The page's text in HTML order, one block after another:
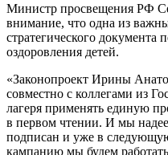
Министр просвещения РФ
внимание, что одна из
стратегического документа
оздоровления детей.
«Законопроект Ирины
совместно с коллегами из
лагеря применять единую
в первом чтении. И мы
подписан и уже в
кампанию мы будем